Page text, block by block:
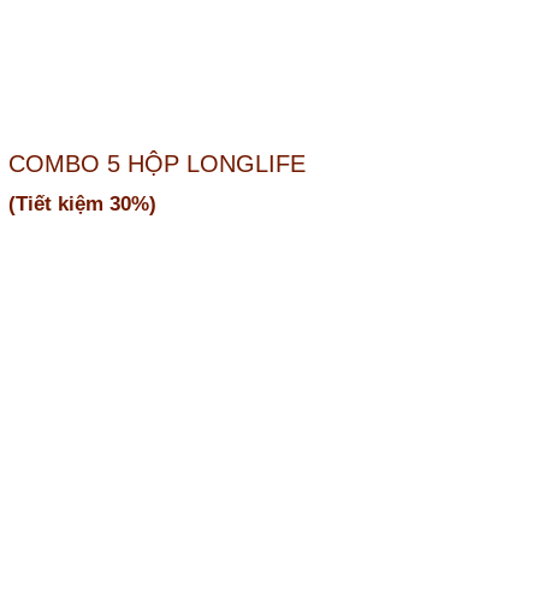
COMBO 5 HỘP LONGLIFE
(Tiết kiệm 30%)